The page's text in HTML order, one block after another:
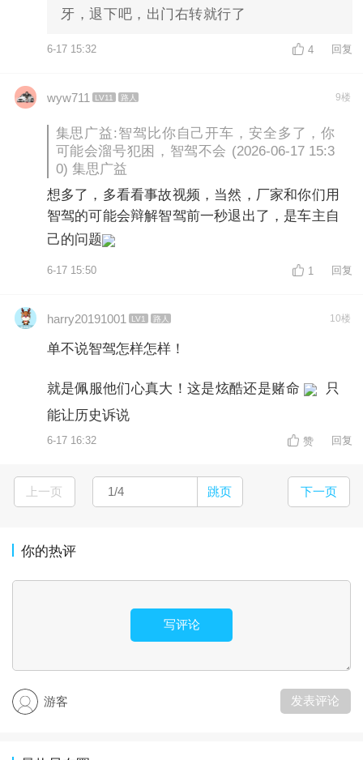
牙，退下吧，出门右转就行了
6-17 15:32 4 回复
wyw711 LV11 路人 9楼
集思广益:智驾比你自己开车，安全多了，你
可能会溜号犯困，智驾不会 (2026-06-17 15:3
0) 集思广益
想多了，多看看事故视频，当然，厂家和你们用
智驾的可能会辩解智驾前一秒退出了，是车主自
己的问题
6-17 15:50 1 回复
harry20191001 LV1 路人 10楼
单不说智驾怎样怎样！
就是佩服他们心真大！这是炫酷还是赌命
只
能让历史诉说
6-17 16:32 赞 回复
上一页 跳页 下一页
你的热评
写评论
游客 发表评论